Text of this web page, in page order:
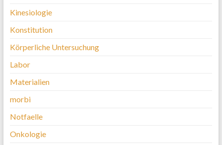
Kinesiologie
Konstitution
Körperliche Untersuchung
Labor
Materialien
morbi
Notfaelle
Onkologie